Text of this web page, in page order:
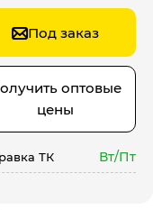
Под заказ
оптовые
цены
ТК Вт/Пт